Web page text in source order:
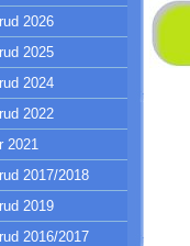
2026
2025
2024
2022
2021
2017/2018
2019
2016/2017